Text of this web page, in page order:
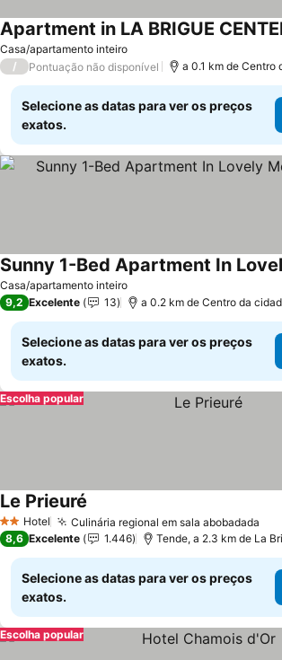
Casa/apartamento inteiro
/ Pontuação não disponível a 0.1 km de Centro
Selecione as datas para ver os preços
exatos.
Casa/apartamento inteiro
9,2 Excelente 13 a 0.2 km de Centro da
Selecione as datas para ver os preços
exatos.
Escolha popular
2 Estrelas
Hotel Culinária regional em sala abobadada
Le Prieuré
8,6 Excelente 1.446 Tende, a 2.3 km de La
Selecione as datas para ver os preços
exatos.
Escolha popular